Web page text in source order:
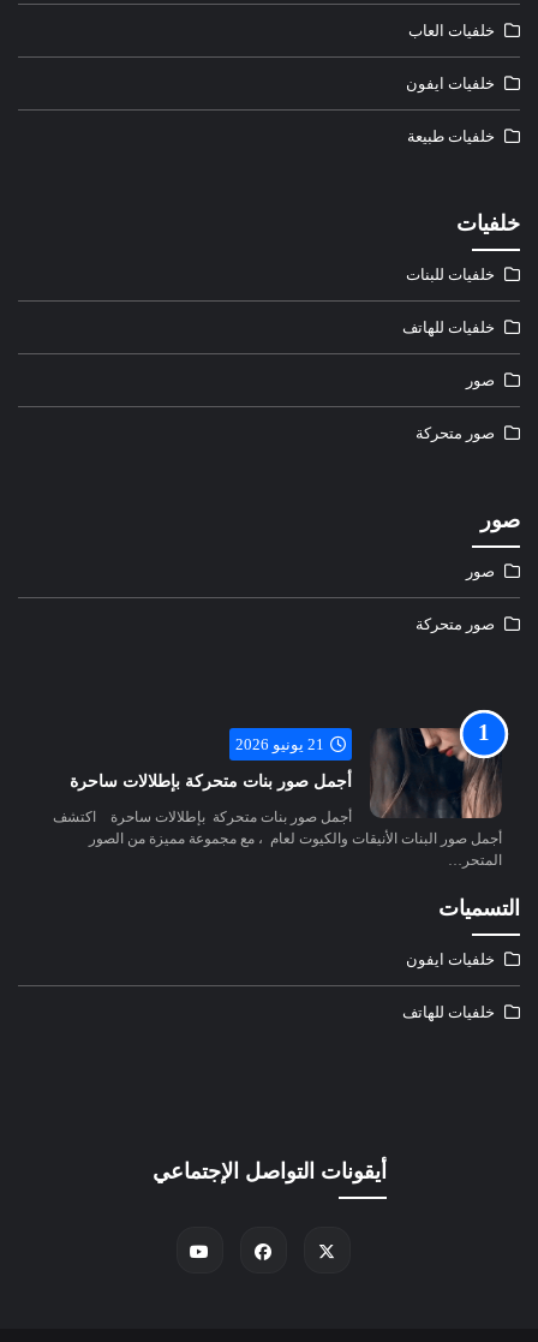
خلفيات العاب
خلفيات ايفون
خلفيات طبيعة
خلفيات
خلفيات للبنات
خلفيات للهاتف
صور
صور متحركة
صور
صور
صور متحركة
21 يونيو 2026
أجمل صور بنات متحركة بإطلالات ساحرة
أجمل صور بنات متحركة بإطلالات ساحرة اكتشف
أجمل صور البنات الأنيقات والكيوت لعام ، مع مجموعة مميزة من الصور
المتحر…
التسميات
خلفيات ايفون
خلفيات للهاتف
أيقونات التواصل الإجتماعي